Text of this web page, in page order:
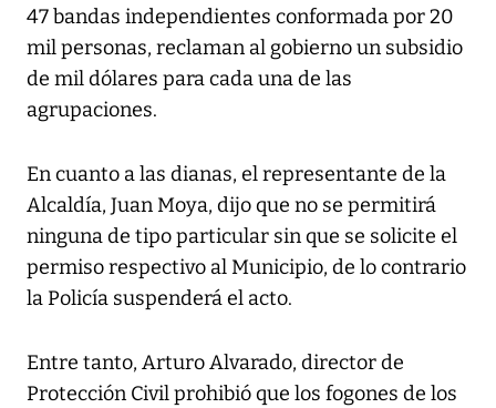
47 bandas independientes conformada por 20
mil personas, reclaman al gobierno un subsidio
de mil dólares para cada una de las
agrupaciones.
En cuanto a las dianas, el representante de la
Alcaldía, Juan Moya, dijo que no se permitirá
ninguna de tipo particular sin que se solicite el
permiso respectivo al Municipio, de lo contrario
la Policía suspenderá el acto.
Entre tanto, Arturo Alvarado, director de
Protección Civil prohibió que los fogones de los